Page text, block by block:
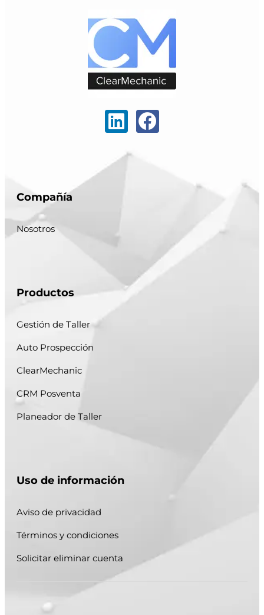
Compañía
Nosotros
Productos
Gestión de Taller
Auto Prospección
ClearMechanic
CRM Posventa
Planeador de Taller
Uso de información
Aviso de privacidad
Términos y condiciones
Solicitar eliminar cuenta